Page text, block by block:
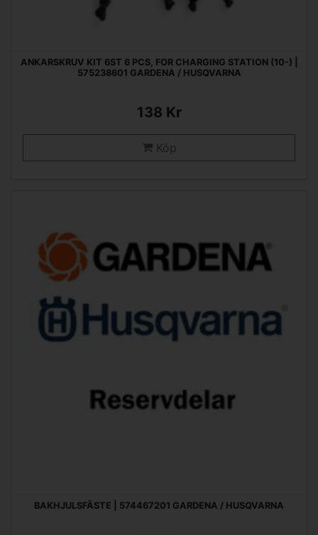
ANKARSKRUV KIT 6ST 6 PCS, FOR CHARGING STATION (10-) |
575238601 GARDENA / HUSQVARNA
138 Kr
Köp
BAKHJULSFÄSTE | 574467201 GARDENA / HUSQVARNA